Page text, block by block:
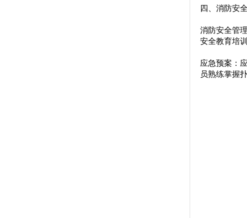
四、消防安
消防安全管
安全教育培
应急预案‌：
员熟练掌握